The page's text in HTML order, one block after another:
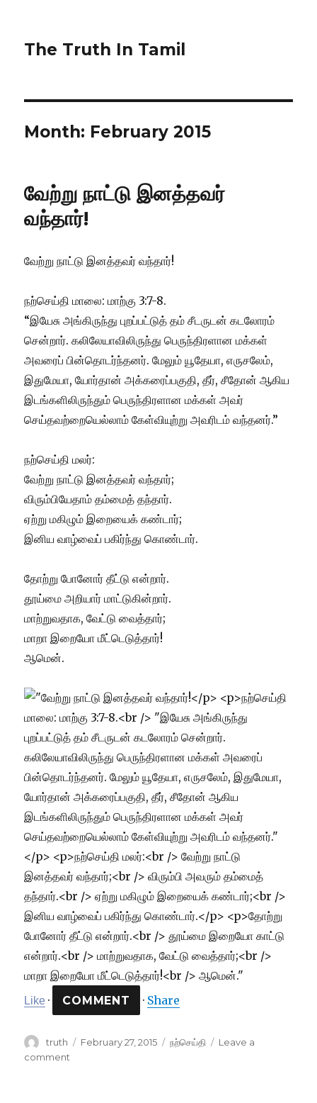
The Truth In Tamil
Month: February 2015
வேற்று நாட்டு இனத்தவர்
வந்தார்!
வேற்று நாட்டு இனத்தவர் வந்தார்!
நற்செய்தி மாலை: மாற்கு 3:7-8.
“இயேசு அங்கிருந்து புறப்பட்டுத் தம் சீடருடன் கடலோரம்
சென்றார். கலிலேயாவிலிருந்து பெருந்திரளான மக்கள்
அவரைப் பின்தொடர்ந்தனர். மேலும் யூதேயா, எருசலேம்,
இதுமேயா, யோர்தான் அக்கரைப்பகுதி, தீர், சீதோன் ஆகிய
இடங்களிலிருந்தும் பெருந்திரளான மக்கள் அவர்
செய்தவற்றையெல்லாம் கேள்வியுற்று அவரிடம் வந்தனர்.”
நற்செய்தி மலர்:
வேற்று நாட்டு இனத்தவர் வந்தார்;
விரும்பியேதாம் தம்மைத் தந்தார்.
ஏற்று மகிழும் இறையைக் கண்டார்;
இனிய வாழ்வைப் பகிர்ந்து கொண்டார்.
தோற்று போனோர் தீட்டு என்றார்.
தூய்மை அறியார் மாட்டுகின்றார்.
மாற்றுவதாக, வேட்டு வைத்தார்;
மாறா இறையோ மீட்டெடுத்தார்!
ஆமென்.
Like · · Share
Author
truth
Posted
February 27, 2015 Categories
நற்செய்தி
Leave a
comment